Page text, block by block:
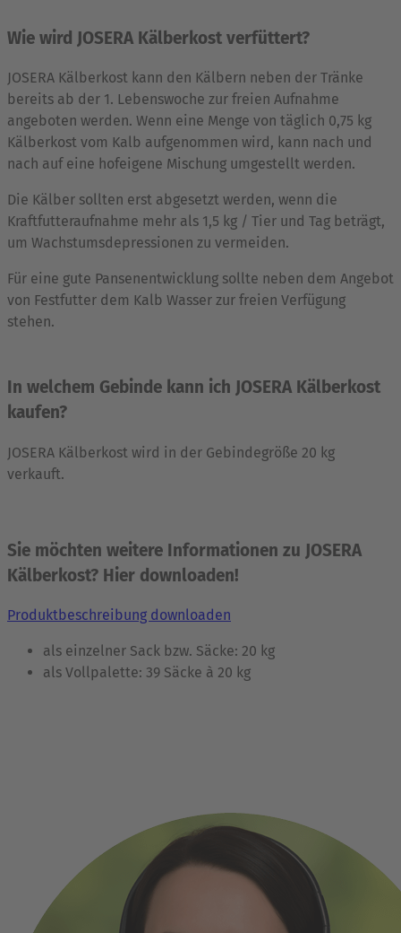
Wie wird JOSERA Kälberkost verfüttert?
JOSERA Kälberkost kann den Kälbern neben der Tränke
bereits ab der 1. Lebenswoche zur freien Aufnahme
angeboten werden. Wenn eine Menge von täglich 0,75 kg
Kälberkost vom Kalb aufgenommen wird, kann nach und
nach auf eine hofeigene Mischung umgestellt werden.
Die Kälber sollten erst abgesetzt werden, wenn die
Kraftfutteraufnahme mehr als 1,5 kg / Tier und Tag beträgt,
um Wachstumsdepressionen zu vermeiden.
Für eine gute Pansenentwicklung sollte neben dem Angebot
von Festfutter dem Kalb Wasser zur freien Verfügung
stehen.
In welchem Gebinde kann ich JOSERA Kälberkost
kaufen?
JOSERA Kälberkost wird in der Gebindegröße 20 kg
verkauft.
Sie möchten weitere Informationen zu JOSERA
Kälberkost? Hier downloaden!
Produktbeschreibung downloaden
als einzelner Sack bzw. Säcke: 20 kg
als Vollpalette: 39 Säcke à 20 kg